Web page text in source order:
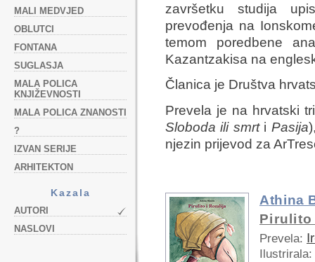
MALI MEDVJED
OBLUTCI
FONTANA
SUGLASJA
MALA POLICA
KNJIŽEVNOSTI
MALA POLICA ZNANOSTI
?
IZVAN SERIJE
ARHITEKTON
Kazala
AUTORI
NASLOVI
završetku studija
prevođenja na
temom poredbene
Kazantzakisa na
Članica je Društva
Prevela je na hrvatski
Sloboda ili smrti Pasija
njezin prijevod za
Athina
Pirulito
Prevela:
Ilustrirala: